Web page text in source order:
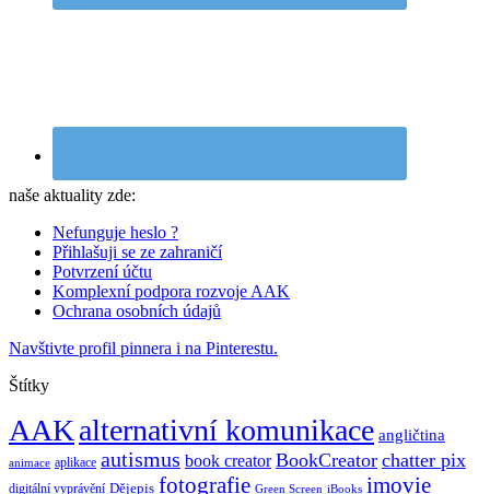
naše aktuality zde:
Nefunguje heslo ?
Přihlašuji se ze zahraničí
Potvrzení účtu
Komplexní podpora rozvoje AAK
Ochrana osobních údajů
Navštivte profil pinnera i na Pinterestu.
Štítky
AAKalternativní komunikace angličtina
animace aplikace autismus book creator BookCreator chatter pix
digitální vyprávění Dějepis fotografie Green Screen iBooks imovie